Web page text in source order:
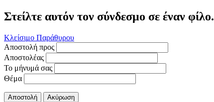
Στείλτε αυτόν τον σύνδεσμο σε έναν φίλο.
Κλείσιμο Παράθυρου
Αποστολή προς
Αποστολέας
Το μήνυμά σας
Θέμα
Αποστολή Ακύρωση